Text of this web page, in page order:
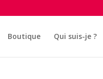
Boutique Qui suis-je ?